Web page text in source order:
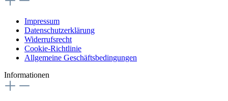
Impressum
Datenschutzerklärung
Widerrufsrecht
Cookie-Richtlinie
Allgemeine Geschäftsbedingungen
Informationen